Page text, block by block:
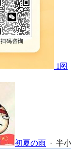
1图
初夏の雨 · 半